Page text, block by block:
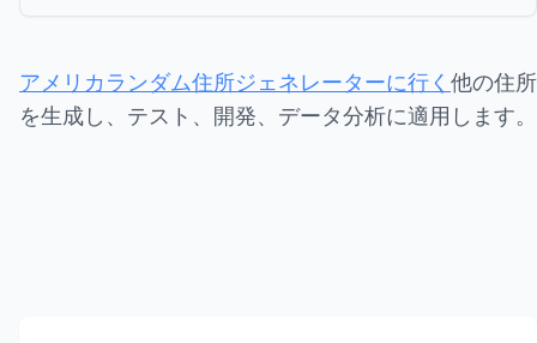
アメリカランダム住所ジェネレーターに行く 他の住所
を生成し、テスト、開発、データ分析に適用します。